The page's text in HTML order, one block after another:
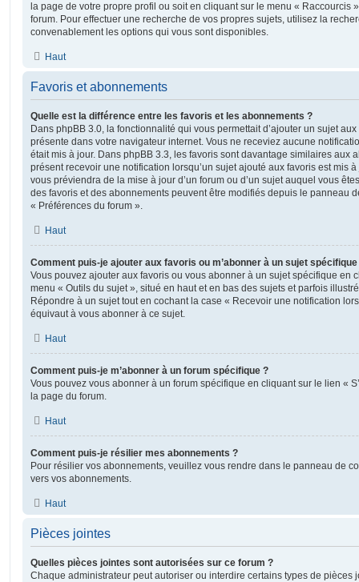
la page de votre propre profil ou soit en cliquant sur le menu « Raccourcis
forum. Pour effectuer une recherche de vos propres sujets, utilisez la
convenablement les options qui vous sont disponibles.
Haut
Favoris et abonnements
Quelle est la différence entre les favoris et les abonnements ?
Dans phpBB 3.0, la fonctionnalité qui vous permettait d’ajouter un sujet
présente dans votre navigateur internet. Vous ne receviez aucune
était mis à jour. Dans phpBB 3.3, les favoris sont davantage similaires aux
présent recevoir une notification lorsqu’un sujet ajouté aux favoris est mis
vous préviendra de la mise à jour d’un forum ou d’un sujet auquel vous
des favoris et des abonnements peuvent être modifiés depuis le panneau
« Préférences du forum ».
Haut
Comment puis-je ajouter aux favoris ou m’abonner à un sujet spécifique
Vous pouvez ajouter aux favoris ou vous abonner à un sujet spécifique en
menu « Outils du sujet », situé en haut et en bas des sujets et parfois
Répondre à un sujet tout en cochant la case « Recevoir une notification
équivaut à vous abonner à ce sujet.
Haut
Comment puis-je m’abonner à un forum spécifique ?
Vous pouvez vous abonner à un forum spécifique en cliquant sur le lien «
la page du forum.
Haut
Comment puis-je résilier mes abonnements ?
Pour résilier vos abonnements, veuillez vous rendre dans le panneau de
vers vos abonnements.
Haut
Pièces jointes
Quelles pièces jointes sont autorisées sur ce forum ?
Chaque administrateur peut autoriser ou interdire certains types de pièces